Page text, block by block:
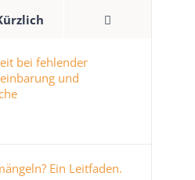
Kommentare
bei fehlender
und
Ein Leitfaden.